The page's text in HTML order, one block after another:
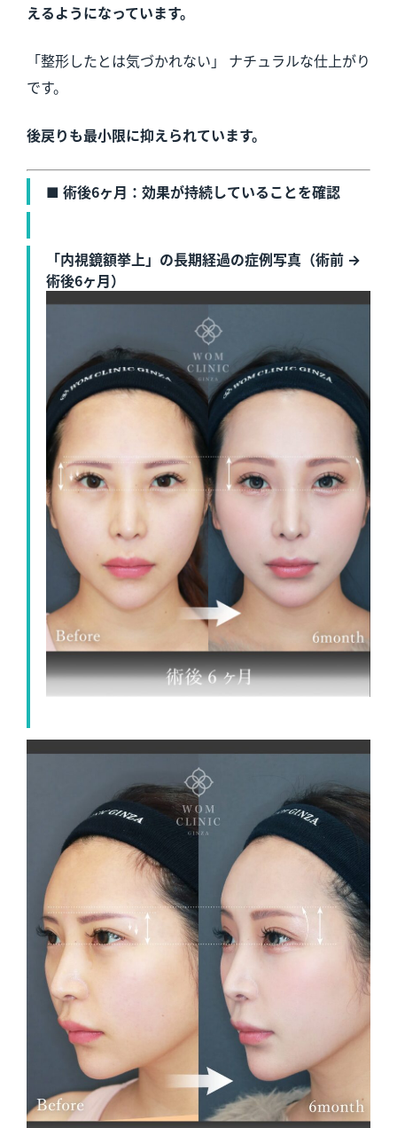
えるようになっています。
「整形したとは気づかれない」 ナチュラルな仕上がり
です。
後戻りも最小限に抑えられています。
■ 術後6ヶ月：効果が持続していることを確認
「内視鏡額挙上」の長期経過の症例写真（術前 →
術後6ヶ月）